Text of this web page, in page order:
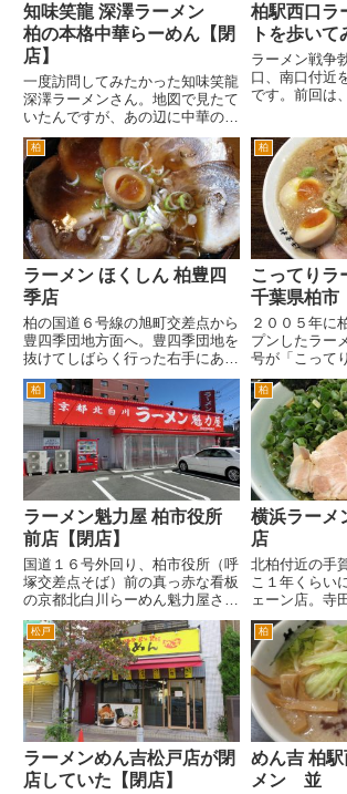
知味笑龍 深澤ラーメン
柏の本格中華らーめん【閉
店】
一度訪問してみたかった知味笑龍
深澤ラーメンさん。地図で見たて
いたんですが、あの辺に中華のお
店あったかなあ・・・と。郵便局
の前の通りをレイソル通り（柏３
小通り）商店街入口の交差点付近
まで歩いてきました。 しかし
見落として、行き過ぎてしまい...
柏駅西口ラ
トを歩い
ラーメン戦争
口、南口付近
です。前回は
駅前まで戻り
から見て斜め
ーーションモ
で...
柏
ラーメン ほくしん 柏豊四
季店
柏の国道６号線の旭町交差点から
豊四季団地方面へ。豊四季団地を
抜けてしばらく行った右手にある
ラーメン屋さんです。ちょっとロ
グハウス風な雰囲気のある店舗な
ので、印象にある方は、いらっし
ゃるんじゃないでしょうか。 一
応ほくしんというラーメン店の
チ...
柏
こってり
千葉県柏市
２００５年に
プンしたラー
号が「こって
うようにこっ
売りです。 場
ン激戦区とな
ら線路沿いに
出た方が近い
線...
柏
ラーメン魁力屋 柏市役所
前店【閉店】
国道１６号外回り、柏市役所（呼
塚交差点そば）前の真っ赤な看板
の京都北白川らーめん魁力屋さん
です。最初「魅力屋（みりょく
や）」かとおもってましたが、正
確に「魁力屋（かいりきや）」さ
んだそうです。 １６号のこの場
所は、確か以前コンビニのサンク
ス...
柏
横浜ラー
店
北柏付近の手
こ１年くらい
ェーン店。寺
近だと国道１
お店しか知り
近は、この北
もできました
店には、何度
で...
松戸
ラーメンめん吉松戸店が閉
店していた【閉店】
柏
めん吉 柏
メン 並